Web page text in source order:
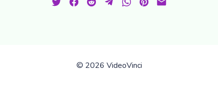
© 2026 VideoVinci